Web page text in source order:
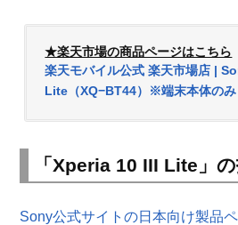
★楽天市場の商品ページはこちら
楽天モバイル公式 楽天市場店 |
Lite（XQ−BT44）※端末本体のみ
「Xperia 10 III Lite」
Sony公式サイトの日本向け製品